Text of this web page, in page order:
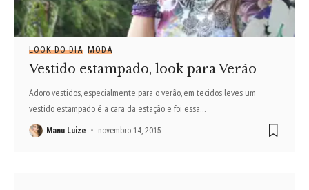
LOOK DO DIA MODA
Vestido estampado, look para Verão
Adoro vestidos, especialmente para o verão, em tecidos leves um
vestido estampado é a cara da estação e foi essa…
Manu Luize novembro 14, 2015